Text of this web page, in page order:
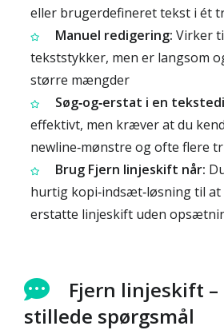
eller brugerdefineret tekst i ét
Manuel redigering: Virker
tekststykker, men er langsom
større mængder
Søg‑og‑erstat i en
effektivt, men kræver at du
newline‑mønstre og ofte flere
Brug Fjern linjeskift når:
hurtig kopi‑indsæt‑løsning til
erstatte linjeskift uden
Fjern linjeskift –
stillede spørgsmål